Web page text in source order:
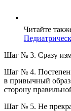
Читайте
Шаг № 3. Сразу
Шаг № 4.
в привычный
сторону
Шаг № 5. Не